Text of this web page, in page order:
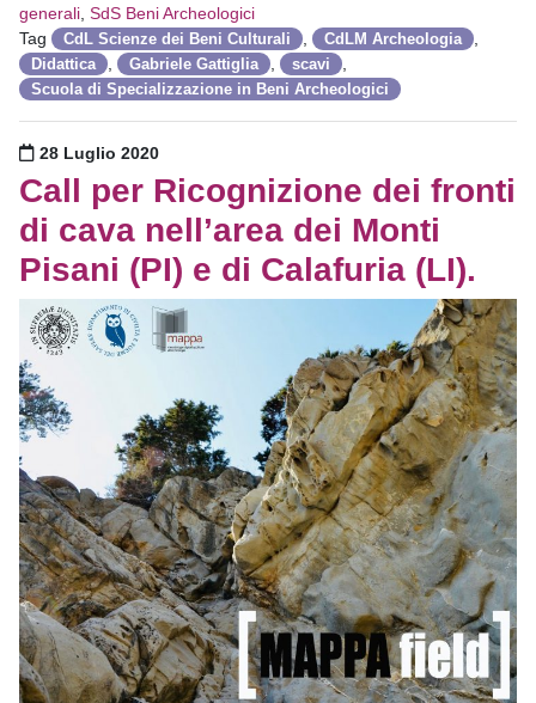
generali, SdS Beni Archeologici
Tag
CdL Scienze dei Beni Culturali , CdLM Archeologia ,
Didattica , Gabriele Gattiglia , scavi ,
Scuola di Specializzazione in Beni Archeologici
Pubblicato il
28 Luglio 2020
Call per Ricognizione dei fronti
di cava nell’area dei Monti
Pisani (PI) e di Calafuria (LI).